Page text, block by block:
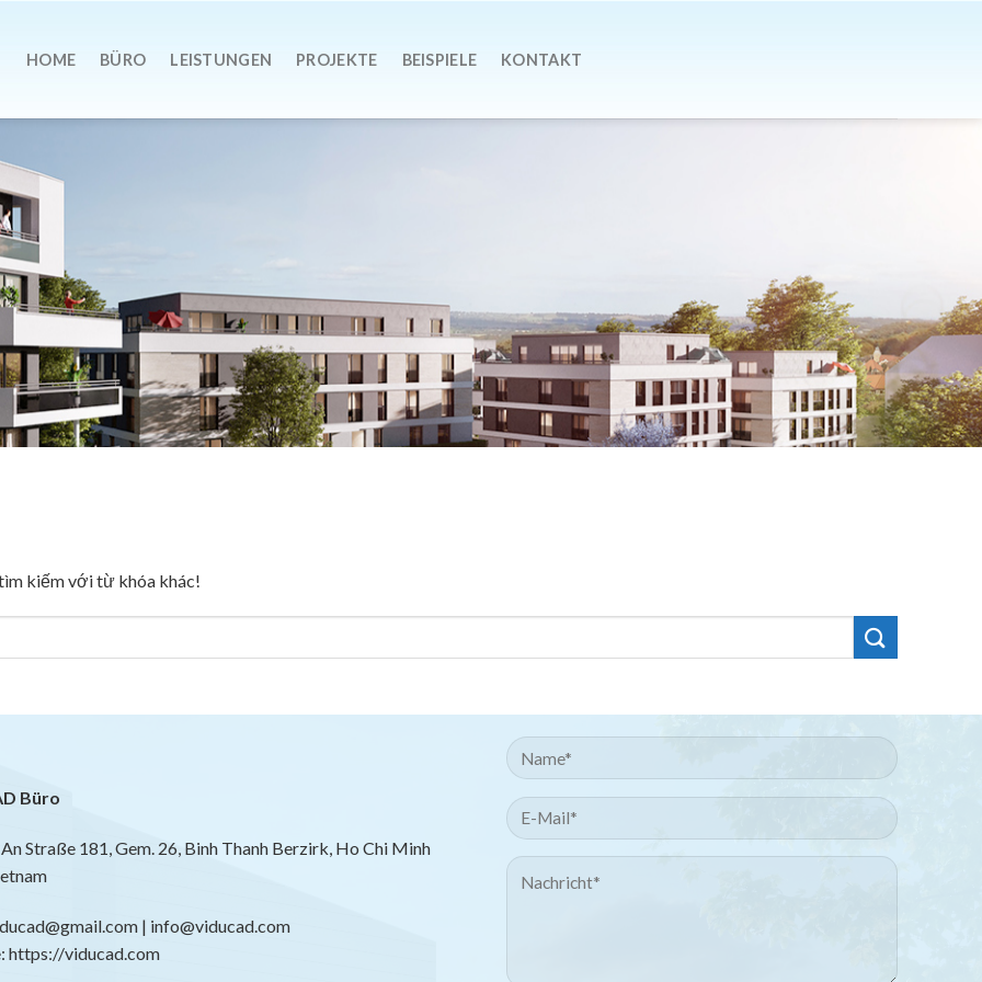
HOME BÜRO LEISTUNGEN PROJEKTE BEISPIELE KONTAKT
kiếm với từ khóa khác!
Büro
An Straße 181, Gem. 26, Binh Thanh Berzirk, Ho Chi Minh
| info@viducad.com
https://viducad.com